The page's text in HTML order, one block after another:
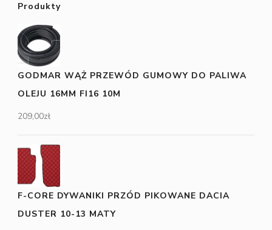
Produkty
GODMAR WĄŻ PRZEWÓD GUMOWY DO PALIWA
OLEJU 16MM FI16 10M
209,00zł
F-CORE DYWANIKI PRZÓD PIKOWANE DACIA
DUSTER 10-13 MATY